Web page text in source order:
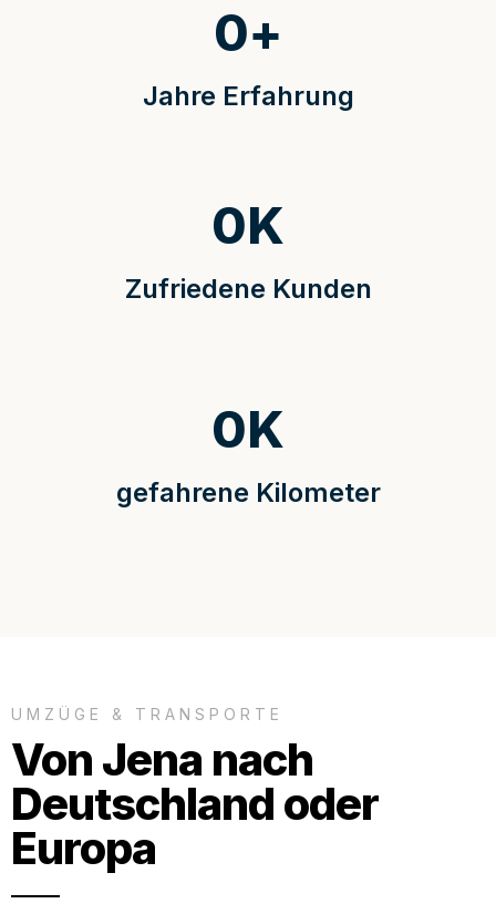
Jahre Erfahrung
0+
Zufriedene Kunden
0K
gefahrene Kilometer
0K
UMZÜGE & TRANSPORTE
Von Jena nach
Deutschland oder
Europa